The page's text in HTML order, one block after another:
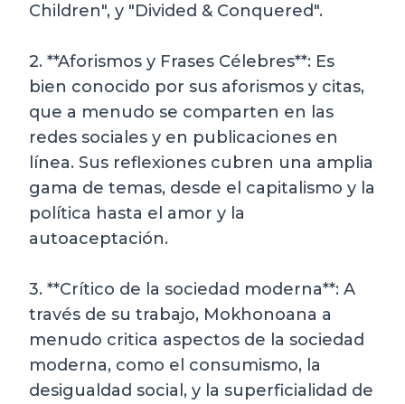
Children", y "Divided & Conquered".
2. **Aforismos y Frases Célebres**: Es
bien conocido por sus aforismos y citas,
que a menudo se comparten en las
redes sociales y en publicaciones en
línea. Sus reflexiones cubren una amplia
gama de temas, desde el capitalismo y la
política hasta el amor y la
autoaceptación.
3. **Crítico de la sociedad moderna**: A
través de su trabajo, Mokhonoana a
menudo critica aspectos de la sociedad
moderna, como el consumismo, la
desigualdad social, y la superficialidad de